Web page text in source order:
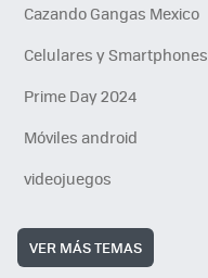
Cazando Gangas Mexico
Celulares y Smartphones
Prime Day 2024
Móviles android
videojuegos
VER MÁS TEMAS